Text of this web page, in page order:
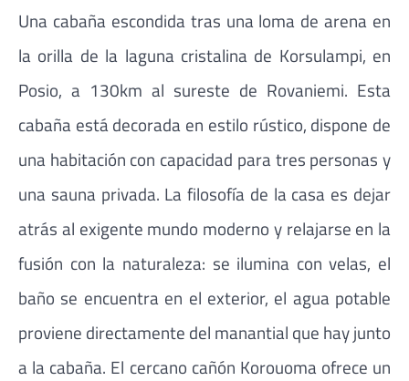
Una cabaña escondida tras una loma de arena en
la orilla de la laguna cristalina de Korsulampi, en
Posio, a 130km al sureste de Rovaniemi. Esta
cabaña está decorada en estilo rústico, dispone de
una habitación con capacidad para tres personas y
una sauna privada. La filosofía de la casa es dejar
atrás al exigente mundo moderno y relajarse en la
fusión con la naturaleza: se ilumina con velas, el
baño se encuentra en el exterior, el agua potable
proviene directamente del manantial que hay junto
a la cabaña. El cercano cañón Korouoma ofrece un